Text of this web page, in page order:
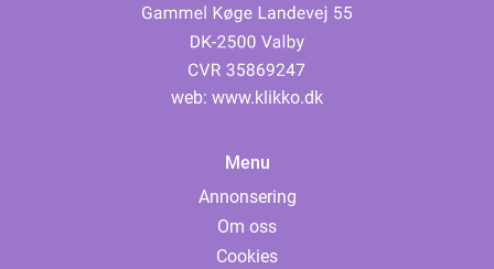
web: www.klikko.dk
Menu
Annonsering
Om oss
Cookies